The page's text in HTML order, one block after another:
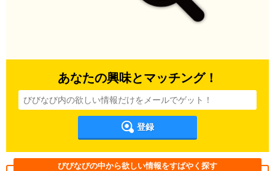
あなたの興味とマッチング！
登録
びびなびの中から欲しい情報をすばやく探す